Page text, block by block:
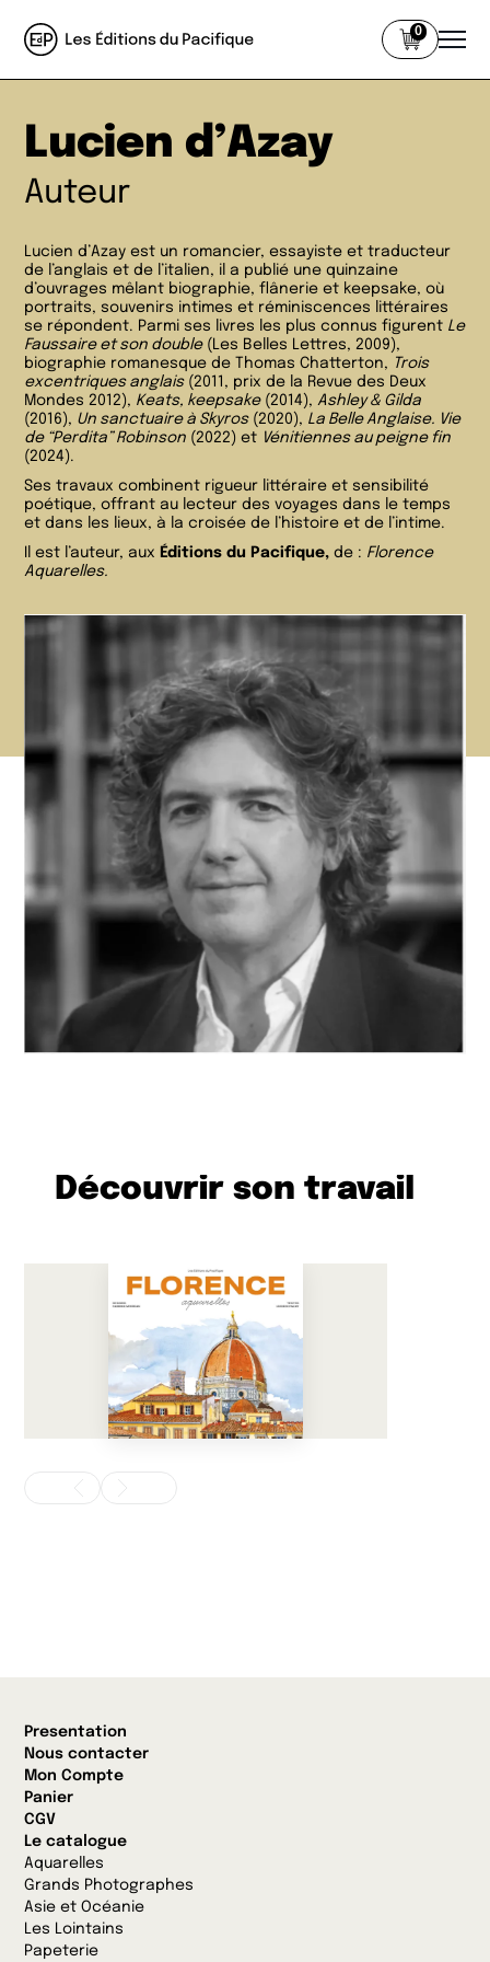
0
Lucien d’Azay
Auteur
Lucien d’Azay est un romancier, essayiste et traducteur
de l’anglais et de l’italien, il a publié une quinzaine
d’ouvrages mêlant biographie, flânerie et keepsake, où
portraits, souvenirs intimes et réminiscences littéraires
se répondent. Parmi ses livres les plus connus figurent Le
Faussaire et son double(Les Belles Lettres, 2009),
biographie romanesque de Thomas Chatterton, Trois
excentriques anglais(2011, prix de la Revue des Deux
Mondes 2012), Keats, keepsake(2014),Ashley & Gilda
(2016), Un sanctuaire à Skyros(2020), La Belle Anglaise. Vie
de “Perdita” Robinson (2022) et Vénitiennes au peigne fin
(2024).
Ses travaux combinent rigueur littéraire et sensibilité
poétique, offrant au lecteur des voyages dans le temps
et dans les lieux, à la croisée de l’histoire et de l’intime.
Il est l’auteur, aux Éditions du Pacifique,de : Florence
Aquarelles.
Découvrir son travail
Presentation
Nous contacter
Mon Compte
Panier
CGV
Le catalogue
Aquarelles
Grands Photographes
Asie et Océanie
Les Lointains
Papeterie